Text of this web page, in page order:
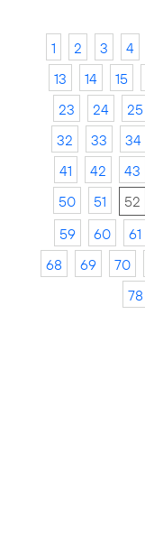
1 2 3 4
13
14 15
23
24 25
32
33 34
41
42 43
50
51 52
59
60 61
68
69 70
78